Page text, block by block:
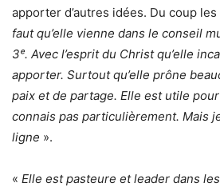
apporter d’autres idées. Du coup
faut qu’elle vienne dans le conseil
3ᵉ. Avec l’esprit du Christ qu’elle
apporter. Surtout qu’elle prône
paix et de partage. Elle est utile
connais pas particulièrement. Mais
ligne ».
« Elle est pasteure et leader dans